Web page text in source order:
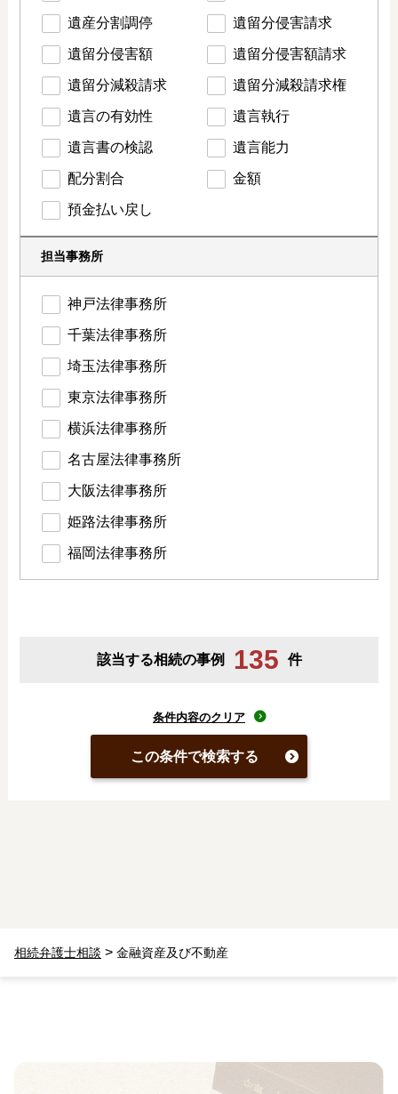
遺産分割調停 遺留分侵害請求
遺留分侵害額 遺留分侵害額請求
遺留分減殺請求 遺留分減殺請求権
遺言の有効性 遺言執行
遺言書の検認 遺言能力
配分割合 金額
預金払い戻し
担当事務所
神戸法律事務所
千葉法律事務所
埼玉法律事務所
東京法律事務所
横浜法律事務所
名古屋法律事務所
大阪法律事務所
姫路法律事務所
福岡法律事務所
該当する相続の事例 135 件
条件内容のクリア
この条件で検索する
相続弁護士相談 > 金融資産及び不動産